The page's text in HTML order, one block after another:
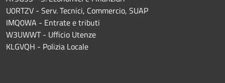
U0RTZV - Serv. Tecnici, Commercio, SUAP
IMQ0WA - Entrate e tributi
W3UWWT - Ufficio Utenze
KLGVQH - Polizia Locale